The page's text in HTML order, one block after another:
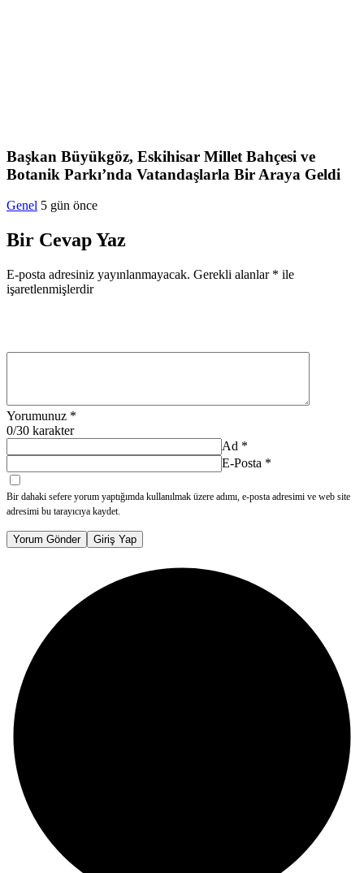
Başkan Büyükgöz, Eskihisar Millet Bahçesi ve
Botanik Parkı’nda Vatandaşlarla Bir Araya Geldi
Genel 5 gün önce
Bir Cevap Yaz
E-posta adresiniz yayınlanmayacak. Gerekli alanlar * ile
işaretlenmişlerdir
Yorumunuz *
0/30 karakter
Ad *
E-Posta *
Bir dahaki sefere yorum yaptığımda kullanılmak üzere adımı, e-posta adresimi ve web site
adresimi bu tarayıcıya kaydet.
Yorum Gönder Giriş Yap